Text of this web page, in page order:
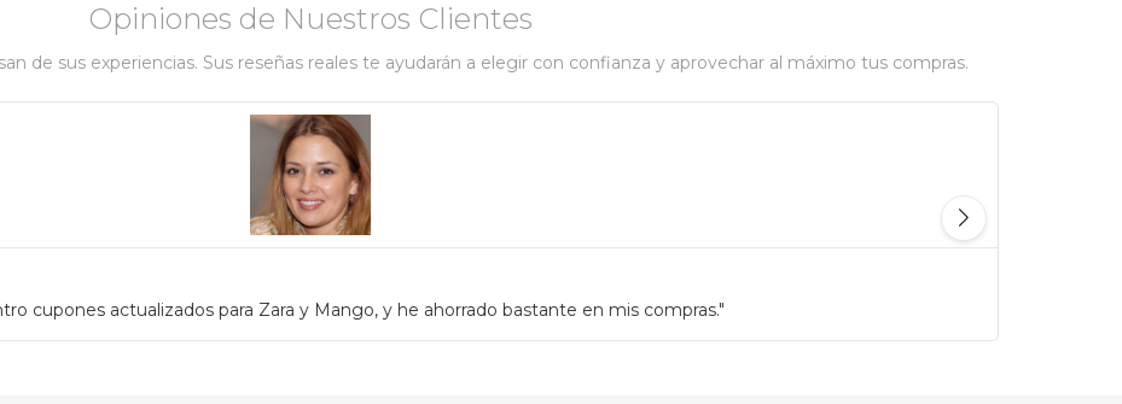
Opiniones de Nuestros Clientes
de sus experiencias. Sus reseñas reales te ayudarán a elegir con confianza y aprovechar al máximo tus compras.
cupones actualizados para Zara y Mango, y he ahorrado bastante en mis compras."